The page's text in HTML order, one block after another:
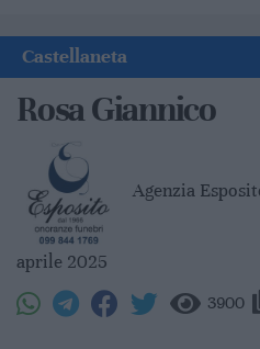
Castellaneta
Rosa Giannico
Agenzia
aprile 2025
3900